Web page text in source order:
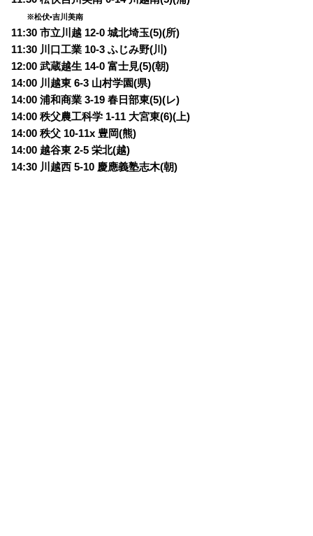
※松伏•吉川美南
11:30 市立川越 12-0 城北埼玉(5)(所)
11:30 川口工業 10-3 ふじみ野(川)
12:00 武蔵越生 14-0 富士見(5)(朝)
14:00 川越東 6-3 山村学園(県)
14:00 浦和商業 3-19 春日部東(5)(レ)
14:00 秩父農工科学 1-11 大宮東(6)(上)
14:00 秩父 10-11x 豊岡(熊)
14:00 越谷東 2-5 栄北(越)
14:30 川越西 5-10 慶應義塾志木(朝)